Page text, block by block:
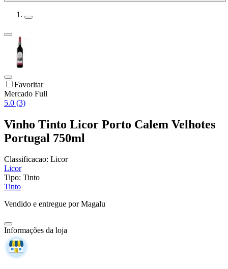
Favoritar
Mercado Full
5.0 (3)
Vinho Tinto Licor Porto Calem Velhotes
Portugal 750ml
Classificacao: Licor
Licor
Tipo: Tinto
Tinto
Vendido e entregue por Magalu
Informações da loja